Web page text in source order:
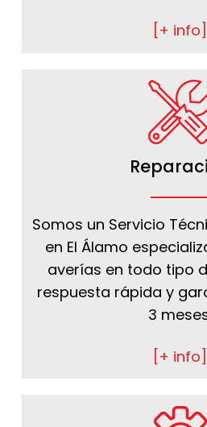
[+ info]
Somos un Servicio
en El Álamo
averías en todo tipo
respuesta rápida y
3
[+ info]